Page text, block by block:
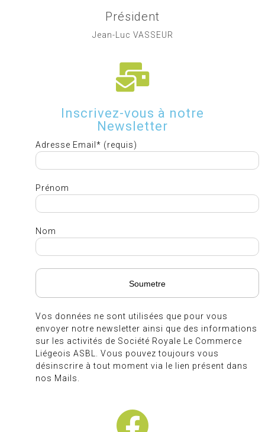
Président
Jean-Luc VASSEUR
Inscrivez-vous à notre
Newsletter
Adresse Email* (requis)
Prénom
Nom
Vos données ne sont utilisées que pour vous
envoyer notre newsletter ainsi que des informations
sur les activités de Société Royale Le Commerce
Liégeois ASBL. Vous pouvez toujours vous
désinscrire à tout moment via le lien présent dans
nos Mails.